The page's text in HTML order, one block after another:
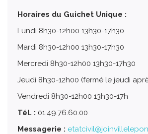
Horaires du Guichet Unique :
Lundi 8h30-12h00 13h30-17h30
Mardi 8h30-12h00 13h30-17h30
Mercredi 8h30-12h00 13h30-17h30
Jeudi 8h30-12h00 (fermé le jeudi
Vendredi 8h30-12h00 13h30-17h
Tél. : 01.49.76.60.00
Messagerie :